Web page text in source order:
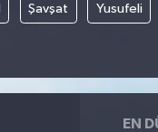
Şavşat Yusufeli
EN